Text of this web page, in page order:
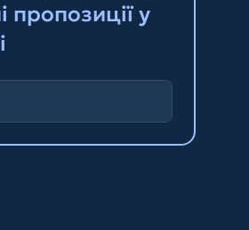
пропозиції у